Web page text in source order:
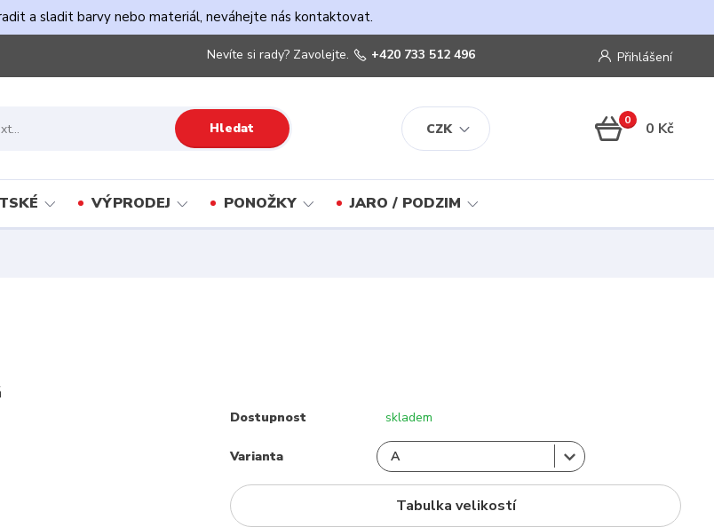
a sladit barvy nebo materiál, neváhejte nás kontaktovat.
CZK
Přihlášení
Hledat
Nevíte si rady? Zavolejte. +420 733 512 496
0 0 Kč
VÝPRODEJ PONOŽKY JARO / PODZIM
Dostupnost skladem
Varianta
Tabulka velikostí